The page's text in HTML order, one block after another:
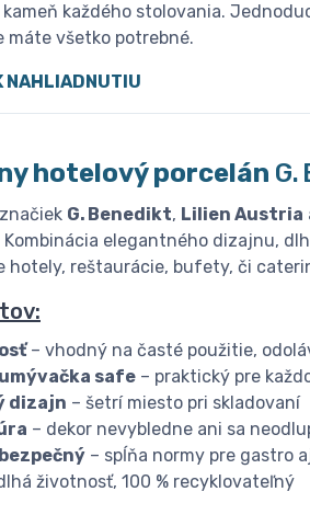
každého stolovania.
máte všetko potrebné.
NAHLIADNUTIU
hotelový porcelán
G. Benedikt, Lilien Austria
Kombinácia elegantného dizajnu,
hotely, reštaurácie, bufety, či
– vhodný na časté použitie,
safe – praktický pre
dizajn – šetrí miesto pri skladovaní
– dekor nevybledne ani sa
– spĺňa normy pre gastro
životnosť, 100 % recyklovateľný